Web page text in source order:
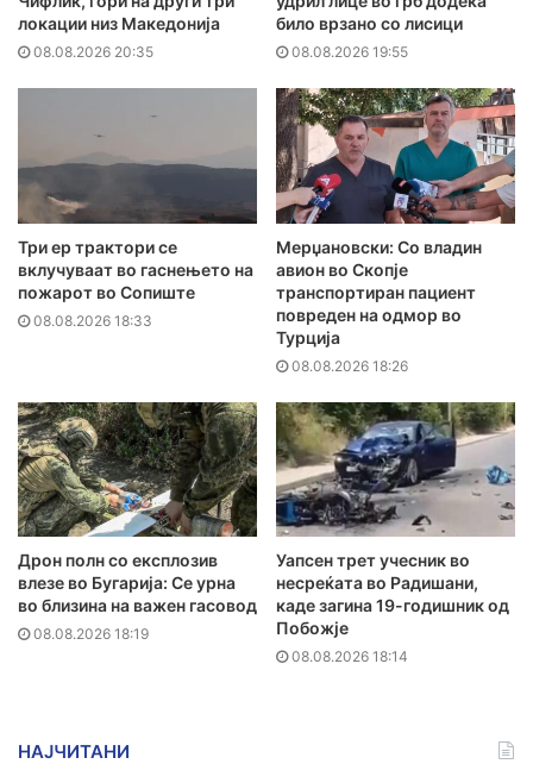
локации низ Македонија
08.08.2026 20:35
било врзано со лисици
08.08.2026 19:55
Три ер трактори се
вклучуваат во гаснењето на
пожарот во Сопиште
08.08.2026 18:33
Мерџановски: Со владин
авион во Скопје
транспортиран пациент
повреден на одмор во
Турција
08.08.2026 18:26
Дрон полн со експлозив
влезе во Бугарија: Се урна
во близина на важен гасовод
08.08.2026 18:19
Уапсен трет учесник во
несреќата во Радишани,
каде загина 19-годишник од
Побожје
08.08.2026 18:14
НАЈЧИТАНИ